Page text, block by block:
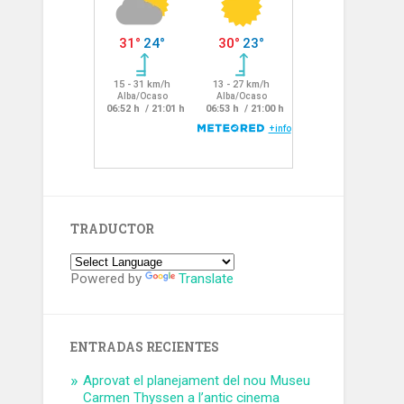
TRADUCTOR
Powered by Translate
ENTRADAS RECIENTES
Aprovat el planejament del nou Museu
Carmen Thyssen a l’antic cinema